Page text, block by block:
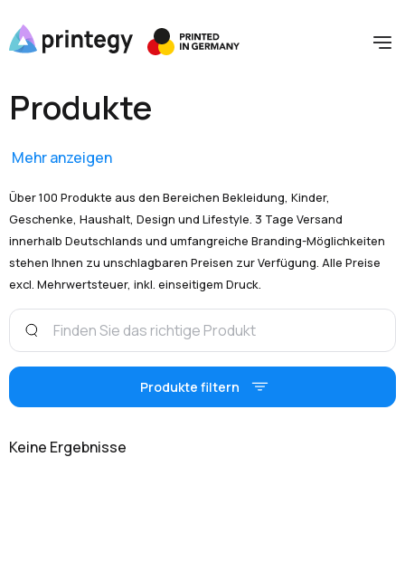
Produkte
Mehr anzeigen
Über 100 Produkte aus den Bereichen Bekleidung, Kinder,
Geschenke, Haushalt, Design und Lifestyle. 3 Tage Versand
innerhalb Deutschlands und umfangreiche Branding-Möglichkeiten
stehen Ihnen zu unschlagbaren Preisen zur Verfügung. Alle Preise
excl. Mehrwertsteuer, inkl. einseitigem Druck.
Produkte filtern
Keine Ergebnisse